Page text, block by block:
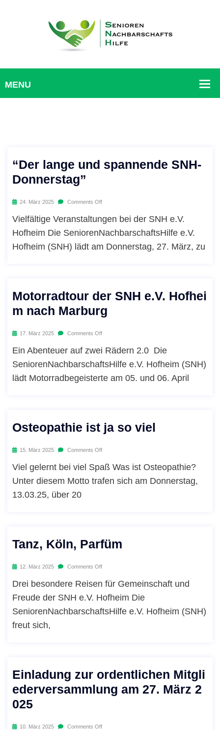
“Der lange und spannende SNH-
Donnerstag”
24. März 2025 Comments Off
Vielfältige Veranstaltungen bei der SNH e.V.
Hofheim Die SeniorenNachbarschaftsHilfe e.V.
Hofheim (SNH) lädt am Donnerstag, 27. März, zu
Motorradtour der SNH e.V. Hofhei
m nach Marburg
17. März 2025 Comments Off
Ein Abenteuer auf zwei Rädern 2.0 Die
SeniorenNachbarschaftsHilfe e.V. Hofheim (SNH)
lädt Motorradbegeisterte am 05. und 06. April
Osteopathie ist ja so viel
15. März 2025 Comments Off
Viel gelernt bei viel Spaß Was ist Osteopathie?
Unter diesem Motto trafen sich am Donnerstag,
13.03.25, über 20
Tanz, Köln, Parfüm
12. März 2025 Comments Off
Drei besondere Reisen für Gemeinschaft und
Freude der SNH e.V. Hofheim Die
SeniorenNachbarschaftsHilfe e.V. Hofheim (SNH)
freut sich,
Einladung zur ordentlichen Mitgli
ederversammlung am 27. März 2
025
10. März 2025 Comments Off